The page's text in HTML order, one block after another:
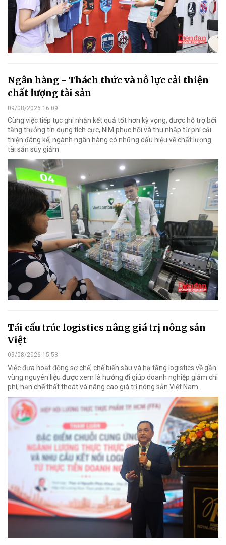
Ngân hàng - Thách thức và nỗ lực cải thiện
chất lượng tài sản
09/08/2026 16:09
Cùng việc tiếp tục ghi nhận kết quả tốt hơn kỳ vọng, được hỗ trợ bởi
tăng trưởng tín dụng tích cực, NIM phục hồi và thu nhập từ phí cải
thiện đáng kể, ngành ngân hàng có những dấu hiệu về chất lượng
tài sản suy giảm.
Tái cấu trúc logistics nâng giá trị nông sản
Việt
09/08/2026 15:53
Việc đưa hoạt động sơ chế, chế biến sâu và hạ tầng logistics về gần
vùng nguyên liệu được xem là hướng đi giúp doanh nghiệp giảm chi
phí, hạn chế thất thoát và nâng cao giá trị nông sản Việt Nam.